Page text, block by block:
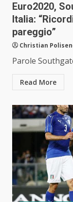
Euro2020,
Italia:
pareggio”
Christian
Parole
Read More